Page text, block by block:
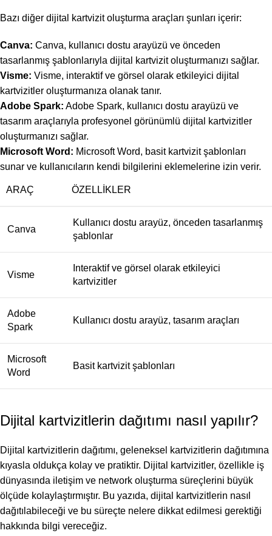
Bazı diğer dijital kartvizit oluşturma araçları şunları içerir:
Canva: Canva, kullanıcı dostu arayüzü ve önceden
tasarlanmış şablonlarıyla dijital kartvizit oluşturmanızı sağlar.
Visme: Visme, interaktif ve görsel olarak etkileyici dijital
kartvizitler oluşturmanıza olanak tanır.
Adobe Spark: Adobe Spark, kullanıcı dostu arayüzü ve
tasarım araçlarıyla profesyonel görünümlü dijital kartvizitler
oluşturmanızı sağlar.
Microsoft Word: Microsoft Word, basit kartvizit şablonları
sunar ve kullanıcıların kendi bilgilerini eklemelerine izin verir.
ARAÇ ÖZELLIKLER
Canva
Kullanıcı dostu arayüz, önceden tasarlanmış
şablonlar
Visme
Interaktif ve görsel olarak etkileyici
kartvizitler
Adobe
Spark
Kullanıcı dostu arayüz, tasarım araçları
Microsoft
Word
Basit kartvizit şablonları
Dijital kartvizitlerin dağıtımı nasıl yapılır?
Dijital kartvizitlerin dağıtımı, geleneksel kartvizitlerin dağıtımına
kıyasla oldukça kolay ve pratiktir. Dijital kartvizitler, özellikle iş
dünyasında iletişim ve network oluşturma süreçlerini büyük
ölçüde kolaylaştırmıştır. Bu yazıda, dijital kartvizitlerin nasıl
dağıtılabileceği ve bu süreçte nelere dikkat edilmesi gerektiği
hakkında bilgi vereceğiz.